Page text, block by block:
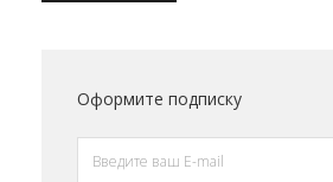
Оформите подписку